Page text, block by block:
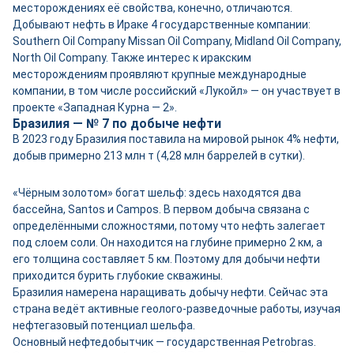
месторождениях её свойства, конечно, отличаются.
Добывают нефть в Ираке 4 государственные компании:
Southern Oil Company Missan Oil Company, Midland Oil Company,
North Oil Company. Также интерес к иракским
месторождениям проявляют крупные международные
компании, в том числе российский «Лукойл» — он участвует в
проекте «Западная Курна — 2».
Бразилия — № 7 по добыче нефти
В 2023 году Бразилия поставила на мировой рынок 4% нефти,
добыв примерно 213 млн т (4,28 млн баррелей в сутки).
«Чёрным золотом» богат шельф: здесь находятся два
бассейна, Santos и Campos. В первом добыча связана с
определёнными сложностями, потому что нефть залегает
под слоем соли. Он находится на глубине примерно 2 км, а
его толщина составляет 5 км. Поэтому для добычи нефти
приходится бурить глубокие скважины.
Бразилия намерена наращивать добычу нефти. Сейчас эта
страна ведёт активные геолого-разведочные работы, изучая
нефтегазовый потенциал шельфа.
Основный нефтедобытчик — государственная Petrobras.